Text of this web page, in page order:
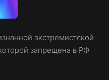
экстремистской
запрещена в РФ